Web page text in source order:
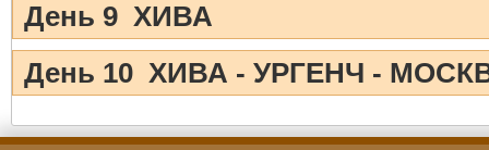
День 9 ХИВА
День 10 ХИВА - УРГЕНЧ -